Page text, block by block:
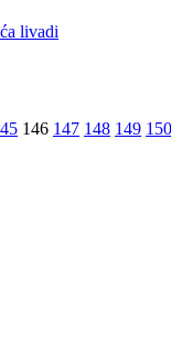
livadi
146 147 148 149 150